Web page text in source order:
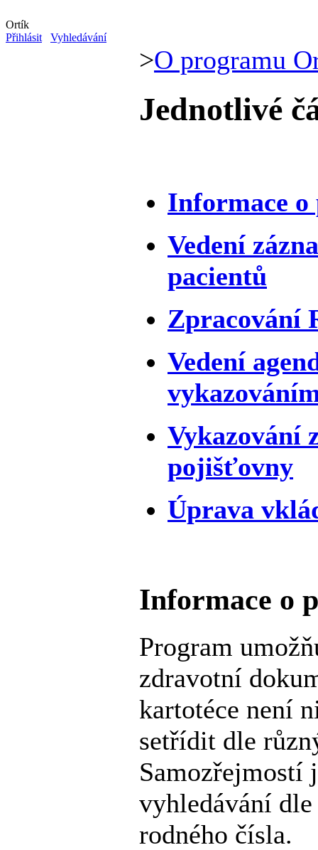
Ortík
Přihlásit
Vyhledávání
>O programu
Jednotlivé
Informace o
Vedení
pacientů
Zpracování
Vedení
Vykazování
pojišťovny
Úprava
Informace o
Program
zdravotní
kartotéce není
setřídit dle
Samozřejmostí
vyhledávání
rodného čísla.